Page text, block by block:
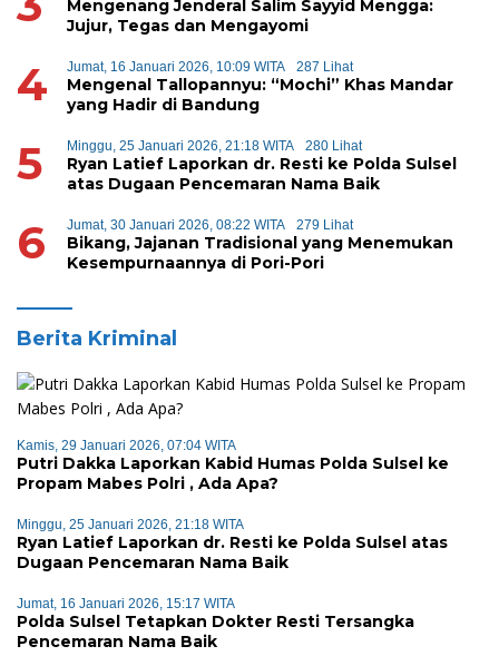
Mengenang Jenderal Salim Sayyid Mengga:
Jujur, Tegas dan Mengayomi
4 Jumat, 16 Januari 2026, 10:09 WITA 287 Lihat
Mengenal Tallopannyu: “Mochi” Khas Mandar
yang Hadir di Bandung
5 Minggu, 25 Januari 2026, 21:18 WITA 280 Lihat
Ryan Latief Laporkan dr. Resti ke Polda Sulsel
atas Dugaan Pencemaran Nama Baik
6 Jumat, 30 Januari 2026, 08:22 WITA 279 Lihat
Bikang, Jajanan Tradisional yang Menemukan
Kesempurnaannya di Pori-Pori
Berita Kriminal
Kamis, 29 Januari 2026, 07:04 WITA
Putri Dakka Laporkan Kabid Humas Polda Sulsel ke
Propam Mabes Polri , Ada Apa?
Minggu, 25 Januari 2026, 21:18 WITA
Ryan Latief Laporkan dr. Resti ke Polda Sulsel atas
Dugaan Pencemaran Nama Baik
Jumat, 16 Januari 2026, 15:17 WITA
Polda Sulsel Tetapkan Dokter Resti Tersangka
Pencemaran Nama Baik